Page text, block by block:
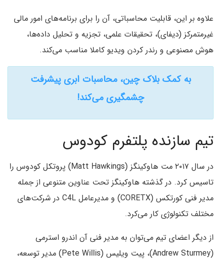
علاوه بر این، قابلیت محاسباتی، آن را برای برنامه‌های امور مالی
غیرمتمرکز (دیفای)، تحقیقات علمی، تجزیه و تحلیل داده‌ها،
هوش مصنوعی و رندر کردن ویدیو کاملا مناسب می‌کند.
به کمک بلاک چین، محاسبات ابری پیشرفت
چشمگیری می‌کند!
تیم سازنده پلتفرم کودوس
در سال ۲۰۱۷ مت هاوکینگز (Matt Hawkings) پروتکل کودوس را
تاسیس کرد. در گذشته هاوکینگز تحت عناوین متنوعی از جمله
مدیر فنی کورتکس (CORETX) و مدیرعامل C4L در شرکت‌های
مختلف تکنولوژی کار می‌کرد.
از دیگر اعضای تیم می‌توان به مدیر فنی آن اندرو استرمی
(Andrew Sturmey)، پیت ویلیس (Pete Willis) مدیر توسعه،